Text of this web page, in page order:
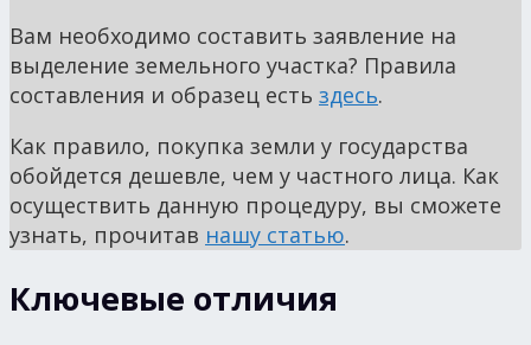
Вам необходимо составить заявление на
выделение земельного участка? Правила
составления и образец есть здесь.
Как правило, покупка земли у государства
обойдется дешевле, чем у частного лица. Как
осуществить данную процедуру, вы сможете
узнать, прочитав нашу статью.
Ключевые отличия